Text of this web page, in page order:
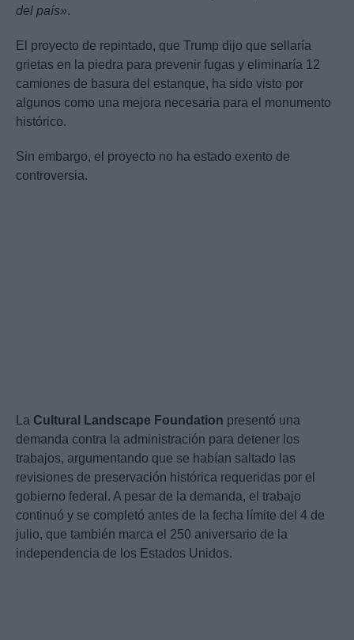
del país».
El proyecto de repintado, que Trump dijo que sellaría
grietas en la piedra para prevenir fugas y eliminaría 12
camiones de basura del estanque, ha sido visto por
algunos como una mejora necesaria para el monumento
histórico.
Sin embargo, el proyecto no ha estado exento de
controversia.
La Cultural Landscape Foundation presentó una
demanda contra la administración para detener los
trabajos, argumentando que se habían saltado las
revisiones de preservación histórica requeridas por el
gobierno federal. A pesar de la demanda, el trabajo
continuó y se completó antes de la fecha límite del 4 de
julio, que también marca el 250 aniversario de la
independencia de los Estados Unidos.